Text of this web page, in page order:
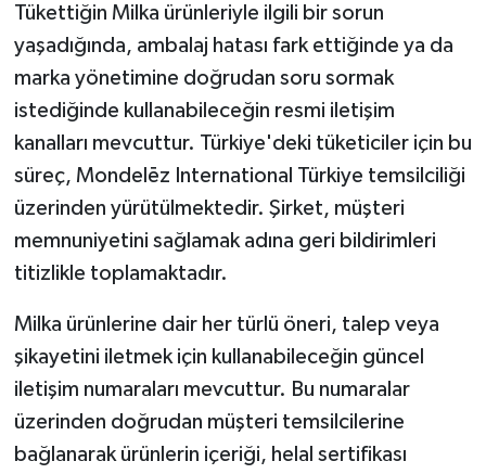
Tükettiğin Milka ürünleriyle ilgili bir sorun
yaşadığında, ambalaj hatası fark ettiğinde ya da
marka yönetimine doğrudan soru sormak
istediğinde kullanabileceğin resmi iletişim
kanalları mevcuttur. Türkiye'deki tüketiciler için bu
süreç, Mondelēz International Türkiye temsilciliği
üzerinden yürütülmektedir. Şirket, müşteri
memnuniyetini sağlamak adına geri bildirimleri
titizlikle toplamaktadır.
Milka ürünlerine dair her türlü öneri, talep veya
şikayetini iletmek için kullanabileceğin güncel
iletişim numaraları mevcuttur. Bu numaralar
üzerinden doğrudan müşteri temsilcilerine
bağlanarak ürünlerin içeriği, helal sertifikası